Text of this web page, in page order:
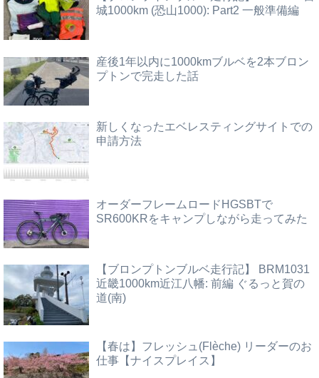
城1000km (恐山1000): Part2 一般準備編
産後1年以内に1000kmブルベを2本ブロン
プトンで完走した話
新しくなったエベレスティングサイトでの
申請方法
オーダーフレームロードHGSBTで
SR600KRをキャンプしながら走ってみた
【ブロンプトンブルベ走行記】 BRM1031
近畿1000km近江八幡: 前編 ぐるっと賀の
道(南)
【春は】フレッシュ(Flèche) リーダーのお
仕事【ナイスプレイス】